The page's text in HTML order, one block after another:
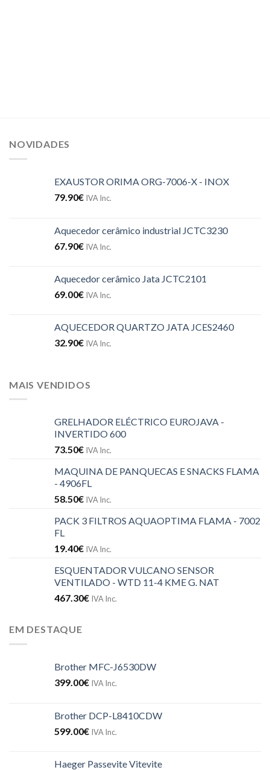
NOVIDADES
EXAUSTOR ORIMA ORG-7006-X - INOX
79.90€ IVA Inc.
Aquecedor cerâmico industrial JCTC3230
67.90€ IVA Inc.
Aquecedor cerâmico Jata JCTC2101
69.00€ IVA Inc.
AQUECEDOR QUARTZO JATA JCES2460
32.90€ IVA Inc.
MAIS VENDIDOS
GRELHADOR ELÉCTRICO EUROJAVA -
INVERTIDO 600
73.50€ IVA Inc.
MAQUINA DE PANQUECAS E SNACKS FLAMA
- 4906FL
58.50€ IVA Inc.
PACK 3 FILTROS AQUAOPTIMA FLAMA - 7002
FL
19.40€ IVA Inc.
ESQUENTADOR VULCANO SENSOR
VENTILADO - WTD 11-4 KME G. NAT
467.30€ IVA Inc.
EM DESTAQUE
Brother MFC-J6530DW
399.00€ IVA Inc.
Brother DCP-L8410CDW
599.00€ IVA Inc.
Haeger Passevite Vitevite